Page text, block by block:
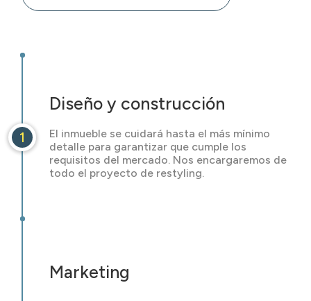
Diseño y construcción
El inmueble se cuidará hasta el más mínimo
detalle para garantizar que cumple los
requisitos del mercado. Nos encargaremos de
todo el proyecto de restyling.
1
Marketing